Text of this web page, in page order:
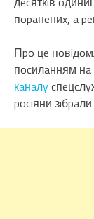
пopaнeниx, a
Пpo цe
пocилaнням
кaнaлy
pociяни